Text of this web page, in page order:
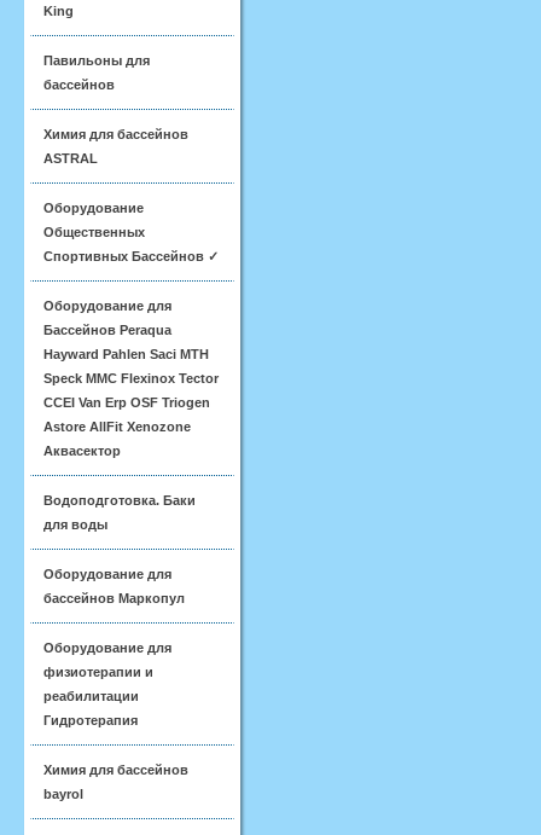
King
Павильоны для
бассейнов
Химия для бассейнов
ASTRAL
Оборудование
Общественных
Спортивных Бассейнов ✓
Оборудование для
Бассейнов Peraqua
Hayward Pahlen Saci MTH
Speck MMC Flexinox Tector
CCEI Van Erp OSF Triogen
Astore AllFit Xenozone
Аквасектор
Водоподготовка. Баки
для воды
Оборудование для
бассейнов Маркопул
Оборудование для
физиотерапии и
реабилитации
Гидротерапия
Химия для бассейнов
bayrol